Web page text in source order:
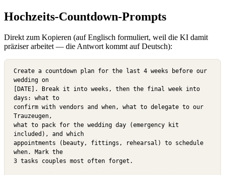
Hochzeits-Countdown-Prompts
Direkt zum Kopieren (auf Englisch formuliert, weil die KI damit
präziser arbeitet — die Antwort kommt auf Deutsch):
Create a countdown plan for the last 4 weeks before our
wedding on
[DATE]. Break it into weeks, then the final week into
days: what to
confirm with vendors and when, what to delegate to our
Trauzeugen,
what to pack for the wedding day (emergency kit
included), and which
appointments (beauty, fittings, rehearsal) to schedule
when. Mark the
3 tasks couples most often forget.